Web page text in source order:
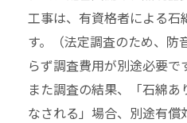
工事は、有資格者による
す。（法定調査のため、防
らず調査費用が別途必要で
また調査の結果、「石綿
なされる」場合、別途有償